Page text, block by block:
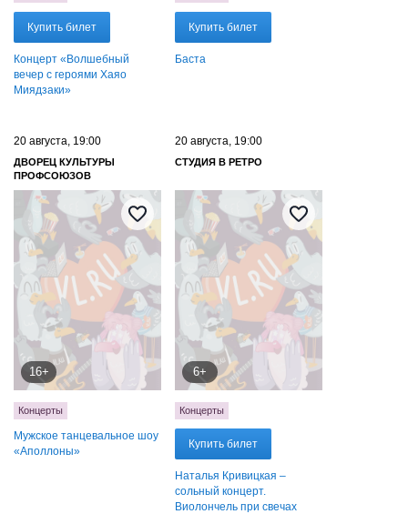
Купить билет
Концерт «Волшебный
вечер с героями Хаяо
Миядзаки»
Купить билет
Баста
20 августа, 19:00
ДВОРЕЦ КУЛЬТУРЫ
ПРОФСОЮЗОВ
ПРИМОРСКОГО КРАЯ
16+
Концерты
Мужское танцевальное шоу
«Аполлоны»
20 августа, 19:00
СТУДИЯ В РЕТРО
6+
Концерты
Купить билет
Наталья Кривицкая –
сольный концерт.
Виолончель при свечах